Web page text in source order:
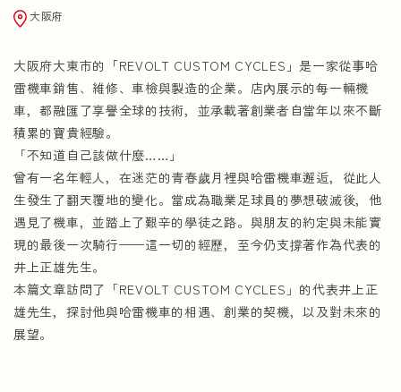
大阪府
大阪府大東市的「REVOLT CUSTOM CYCLES」是一家從事哈
雷機車銷售、維修、車檢與製造的企業。店內展示的每一輛機
車，都融匯了享譽全球的技術，並承載著創業者自當年以來不斷
積累的寶貴經驗。
「不知道自己該做什麼……」
曾有一名年輕人，在迷茫的青春歲月裡與哈雷機車邂逅，從此人
生發生了翻天覆地的變化。當成為職業足球員的夢想破滅後，他
遇見了機車，並踏上了艱辛的學徒之路。與朋友的約定與未能實
現的最後一次騎行——這一切的經歷，至今仍支撐著作為代表的
井上正雄先生。
本篇文章訪問了「REVOLT CUSTOM CYCLES」的代表井上正
雄先生，探討他與哈雷機車的相遇、創業的契機，以及對未來的
展望。